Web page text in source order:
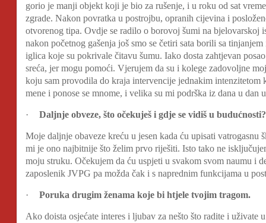
gorio je manji objekt koji je bio za rušenje, i u roku od sat
zgrade. Nakon povratka u postrojbu, opranih cijevina i
otvorenog tipa. Ovdje se radilo o borovoj šumi na bjelovarskoj
nakon početnog gašenja još smo se četiri sata borili sa
iglica koje su pokrivale čitavu šumu. Iako dosta zahtjevan
sreća, jer mogu pomoći. Vjerujem da su i kolege zadovoljne
koju sam provodila do kraja intervencije jednakim
mene i ponose se mnome, i velika su mi podrška iz dana u dan
· Daljnje obveze, što očekuješ i gdje se vidiš u budućnosti?
Moje daljnje obaveze kreću u jesen kada ću upisati
mi je ono najbitnije što želim prvo riješiti. Isto tako ne
moju struku. Očekujem da ću uspjeti u svakom svom naumu i
zaposlenik JVPG pa možda čak i s naprednim funkcijama u
· Poruka drugim ženama koje bi htjele tvojim tragom.
Ako doista osjećate interes i ljubav za nešto što radite i uživate